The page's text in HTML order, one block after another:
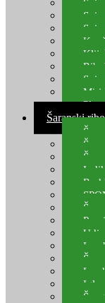
Šaranski
Rod
Igle